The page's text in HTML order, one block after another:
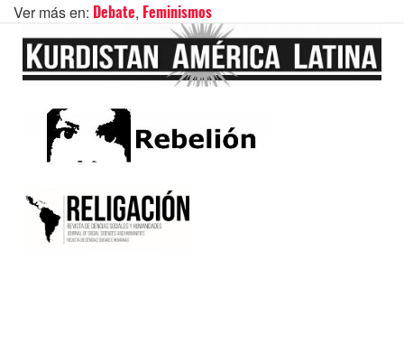
Ver más en: Debate, Feminismos